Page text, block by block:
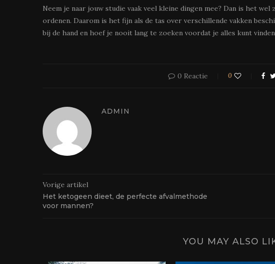
Neem je naar jouw studie vaak veel kleine dingen mee? Dan is het
ordenen. Daarom is het fijn als de tas over verschillende vakken
bij de hand en hoef je nooit lang te zoeken voordat je alles kunt
0 Reactie 0
ADMIN
Vorige artikel
Het ketogeen dieet, de perfecte afvalmethode
voor mannen?
YOU MAY ALSO